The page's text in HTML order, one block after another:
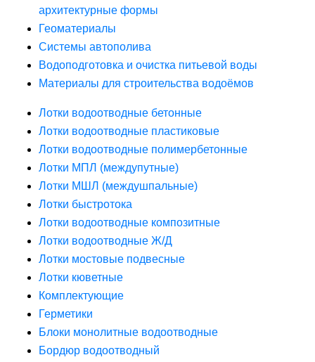
архитектурные формы
Геоматериалы
Системы автополива
Водоподготовка и очистка питьевой воды
Материалы для строительства водоёмов
Лотки водоотводные бетонные
Лотки водоотводные пластиковые
Лотки водоотводные полимербетонные
Лотки МПЛ (междупутные)
Лотки МШЛ (междушпальные)
Лотки быстротока
Лотки водоотводные композитные
Лотки водоотводные Ж/Д
Лотки мостовые подвесные
Лотки кюветные
Комплектующие
Герметики
Блоки монолитные водоотводные
Бордюр водоотводный